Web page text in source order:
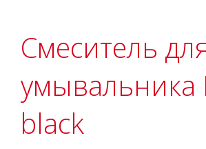
Смеситель
умывальника
black